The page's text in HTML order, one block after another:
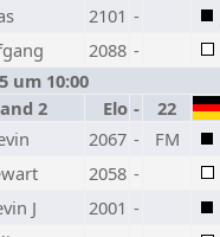
2101 -
2088 -
um 10:00
2 Elo - 22
2067 - FM
2058 -
J 2001 -